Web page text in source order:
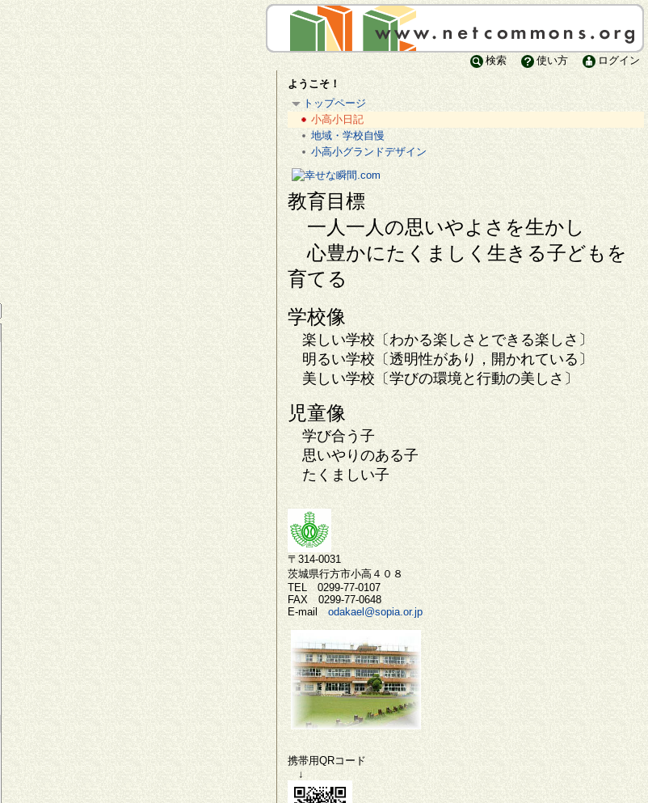
検索 使い方 ログイン
ようこそ！
トップページ
小高小日記
地域・学校自慢
小高小グランドデザイン
教育目標
一人一人の思いやよさを生かし
心豊かにたくましく生きる子どもを
育てる
学校像
楽しい学校〔わかる楽しさとできる楽しさ〕
明るい学校〔透明性があり，開かれている〕
美しい学校〔学びの環境と行動の美しさ〕
児童像
学び合う子
思いやりのある子
たくましい子
〒314-0031
茨城県行方市小高４０８
TEL 0299-77-0107
FAX 0299-77-0648
E-mail odakael@sopia.or.jp
携帯用QRコード
↓